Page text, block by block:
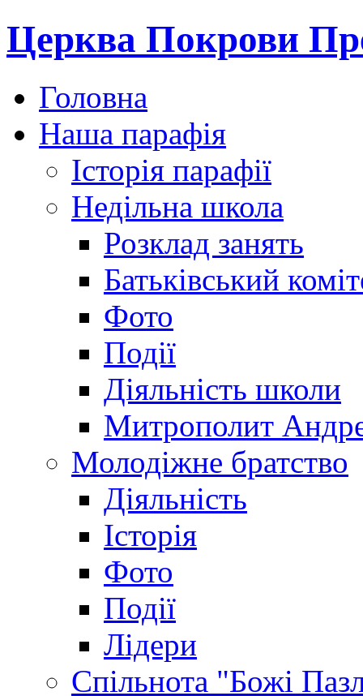
Церква Покрови
Головна
Наша парафія
Історія парафії
Недільна школа
Розклад занять
Батьківський
Фото
Події
Діяльність школи
Митрополит
Молодіжне братство
Діяльність
Історія
Фото
Події
Лідери
Спільнота "Божі